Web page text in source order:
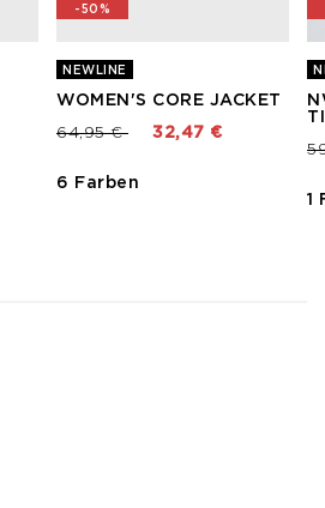
-50%
NEWLINE
WOMEN'S CORE JACKET
Preis reduziert von
64,95 €bis 32,47 €
6 Farben
1